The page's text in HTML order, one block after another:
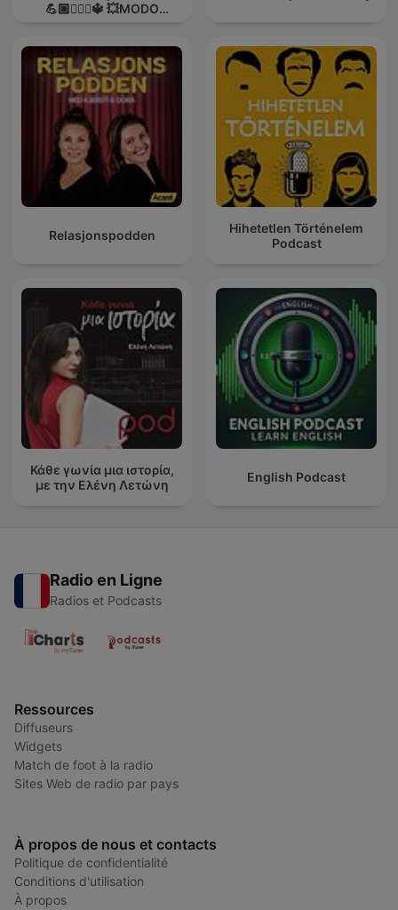
💪🏼🏋🏻‍♀🔱 💥MODO
Relasjonspodden
Hihetetlen Történelem
Podcast
Κάθε γωνία μια ιστορία,
με την Ελένη Λετώνη
English Podcast
Radio en Ligne
Radios et Podcasts
Ressources
Diffuseurs
Widgets
Match de foot à la radio
Sites Web de radio par pays
À propos de nous et contacts
Politique de confidentialité
Conditions d'utilisation
À propos